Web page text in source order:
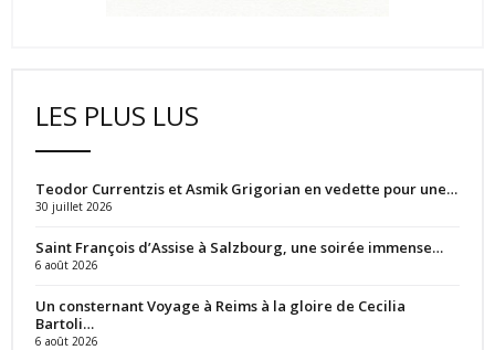
LES PLUS LUS
Teodor Currentzis et Asmik Grigorian en vedette pour une…
30 juillet 2026
Saint François d’Assise à Salzbourg, une soirée immense…
6 août 2026
Un consternant Voyage à Reims à la gloire de Cecilia
Bartoli…
6 août 2026